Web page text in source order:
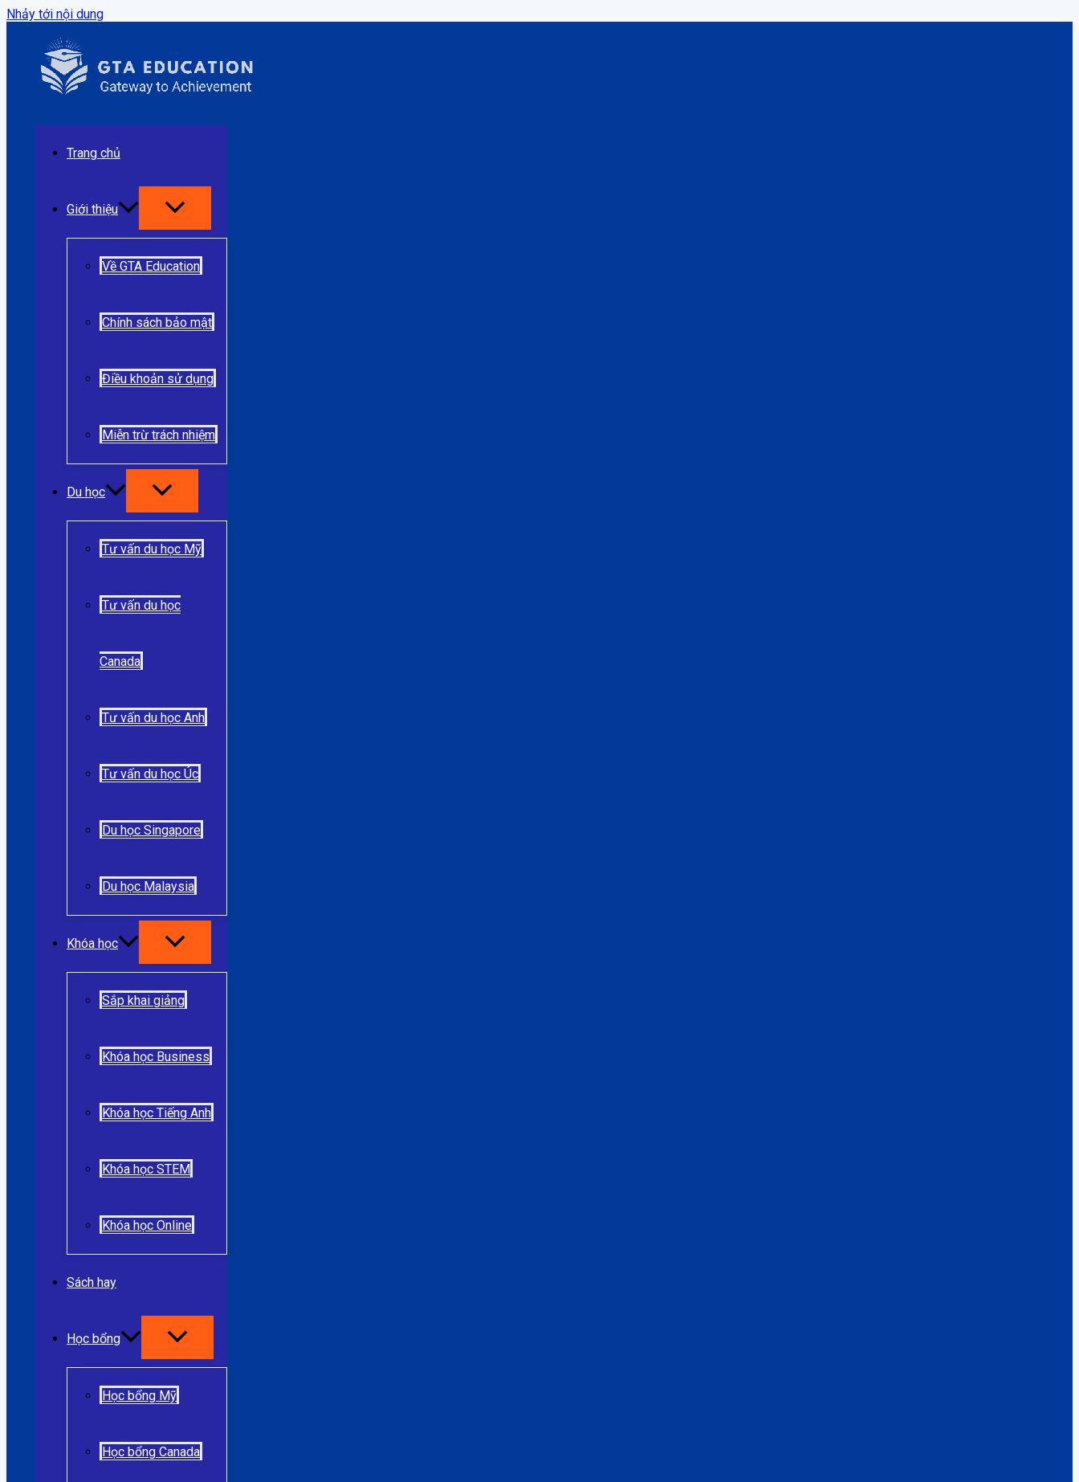
Nhảy tới nội dung
Trang chủ
Giới thiệu
Về GTA Education
Chính sách bảo mật
Điều khoản sử dụng
Miễn trừ trách nhiệm
Du học
Tư vấn du học Mỹ
Tư vấn du học
Canada
Tư vấn du học Anh
Tư vấn du học Úc
Du học Singapore
Du học Malaysia
Khóa học
Sắp khai giảng
Khóa học Business
Khóa học Tiếng Anh
Khóa học STEM
Khóa học Online
Sách hay
Học bổng
Học bổng Mỹ
Học bổng Canada